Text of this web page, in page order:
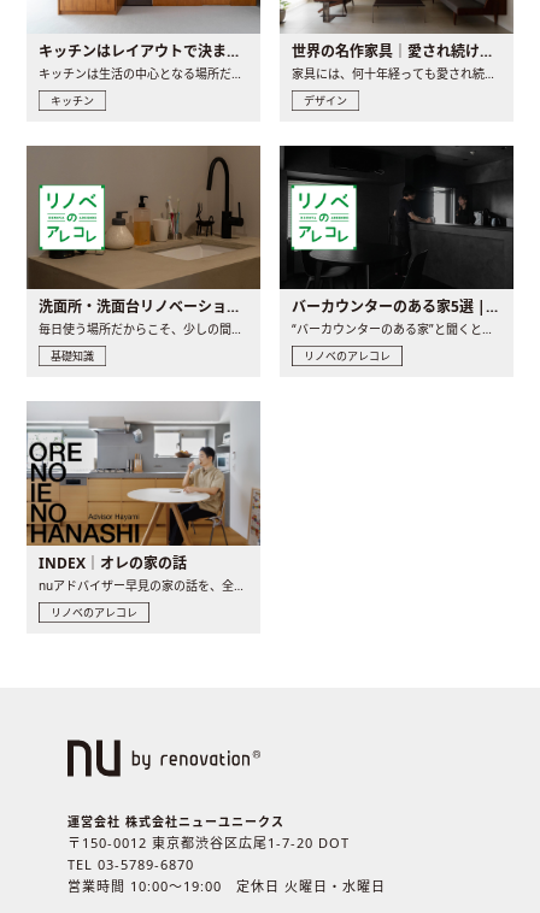
キッチンはレイアウトで決まる。後悔しないための考え方と選び方
キッチン
世界の名作家具｜愛され続ける理由と一生モノとの出会い方
デザイン
洗面所・洗面台リノベーションの事例と間取りアイデア
毎日使う場所だからこそ、少しの間取りの工夫や素材の選び方で..
基礎知識
バーカウンターのある家5選 | 日常に馴染む“距離の近い”キッチンとは
“バーカウンターのある家”と聞くと、少し特別な、大人のための..
リノベのアレコレ
INDEX｜オレの家の話
リノベのアレコレ
運営会社 株式会社ニューユニークス
〒150-0012 東京都渋谷区広尾1-7-20 DOT
TEL 03-5789-6870
営業時間 10:00〜19:00 定休日 火曜日・水曜日